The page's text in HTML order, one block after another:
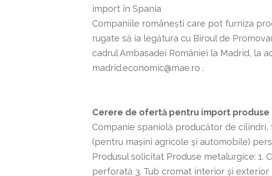
import în Spania
Companiile românești care pot furniza
rugate să ia legătura cu Biroul de
cadrul Ambasadei României la Madrid, la
madrid.economic@mae.ro .
Cerere de ofertă pentru import
Companie spaniolă producător de
(pentru mașini agricole și automobile)
Produsul solicitat Produse metalurgice: 1.
perforată 3. Tub cromat interior și exterior